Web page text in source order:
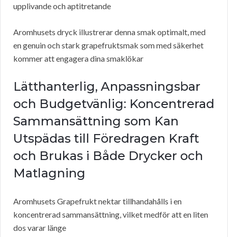
upplivande och aptitretande
Aromhusets dryck illustrerar denna smak optimalt, med
en genuin och stark grapefruktsmak som med säkerhet
kommer att engagera dina smaklökar
Lätthanterlig, Anpassningsbar
och Budgetvänlig: Koncentrerad
Sammansättning som Kan
Utspädas till Föredragen Kraft
och Brukas i Både Drycker och
Matlagning
Aromhusets Grapefrukt nektar tillhandahålls i en
koncentrerad sammansättning, vilket medför att en liten
dos varar länge